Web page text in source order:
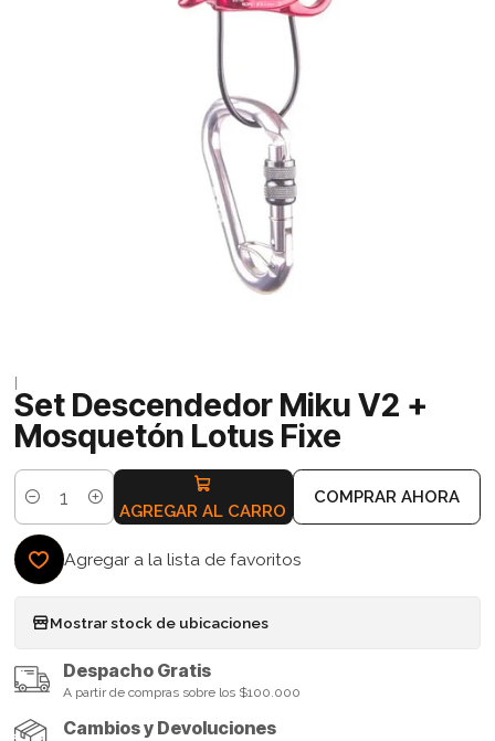
|
Set Descendedor Miku V2 +
Mosquetón Lotus Fixe
Cantidad AGREGAR AL CARRO
COMPRAR AHORA
Agregar a la lista de favoritos
Mostrar stock de ubicaciones
Despacho Gratis
A partir de compras sobre los $100.000
Cambios y Devoluciones